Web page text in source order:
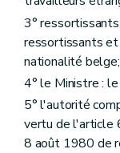
3°
ressortissants
nationalité belge;
4° le Ministre :
5° l'autorité
vertu de l'article
8 août 1980 de